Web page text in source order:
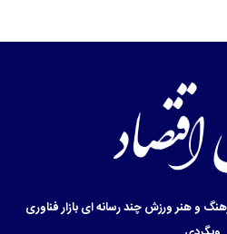
و هنرورزشچند رسانه ایبازارفناوری